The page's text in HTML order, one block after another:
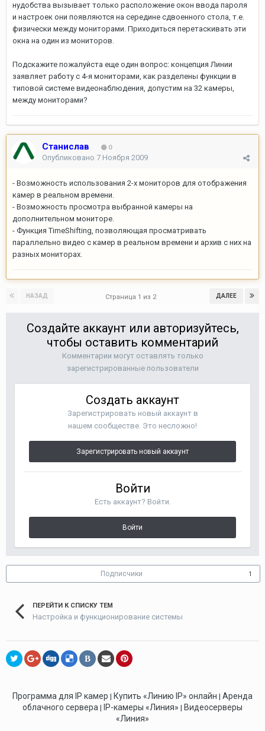
нудобства вызывает только расположение окон ввода пароля
и настроек они появляются на середине сдвоенного стола, т.е.
физически между мониторами. Приходиться перетаскивать эти
окна на один из мониторов.
Подскажите пожалуйста еще один вопрос: концепция Линии
заявляет работу с 4-я мониторами, как разделены функции в
типовой системе видеонаблюдения, допустим на 32 камеры,
между мониторами?
Станислав 0
Опубликовано 7 Ноября 2009
- Возможность использования 2-х мониторов для отображения
камер в реальном времени.
- Возможность просмотра выбранной камеры на
дополнительном мониторе.
- Функция TimeShifting, позволяющая просматривать
параллельно видео с камер в реальном времени и архив с них на
разных мониторах.
НАЗАД ДАЛЕЕ
Страница 1 из 2
Создайте аккаунт или авторизуйтесь,
чтобы оставить комментарий
Комментарии могут оставлять только
зарегистрированные пользователи
Создать аккаунт
Зарегистрировать новый аккаунт в
нашем сообществе. Это несложно!
Зарегистрировать новый аккаунт
Войти
Есть аккаунт? Войти.
Войти
Подписчики 1
ПЕРЕЙТИ К СПИСКУ ТЕМ
Настройка и функционирование системы
В
Программа для IP камер | Купить «Линию IP» онлайн | Аренда
облачного сервера | IP-камеры «Линия» | Видеосерверы
«Линия»